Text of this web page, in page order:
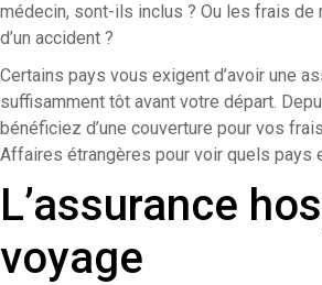
médecin, sont-ils inclus ? Ou les frais de
d’un accident ?
Certains pays vous exigent d’avoir une
suffisamment tôt avant votre départ.
bénéficiez d’une couverture pour vos
Affaires étrangères pour voir quels pays
L’assurance
voyage